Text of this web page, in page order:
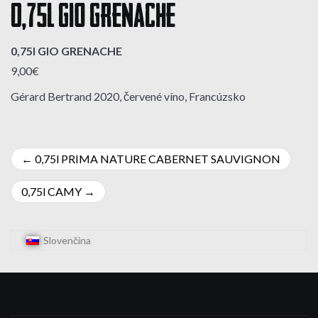
0,75l GIO GRENACHE
0,75l GIO GRENACHE
9,00€
Gérard Bertrand 2020, červené víno, Francúzsko
Navigácia
v
0,75l PRIMA NATURE CABERNET SAUVIGNON
0,75l CAMY
Slovenčina